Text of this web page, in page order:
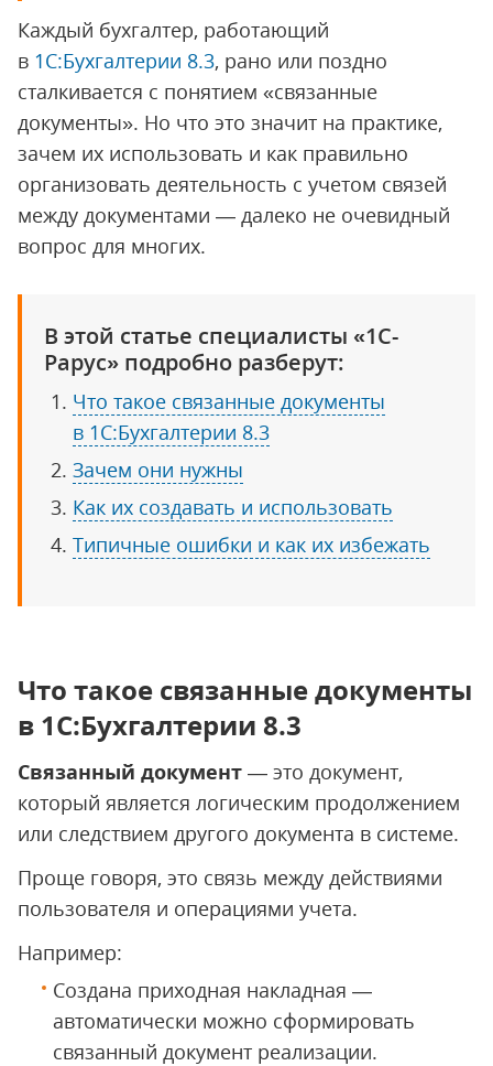
Каждый бухгалтер, работающий
в 1С:Бухгалтерии 8.3, рано или поздно
сталкивается с понятием «связанные
документы». Но что это значит на практике,
зачем их использовать и как правильно
организовать деятельность с учетом связей
между документами — далеко не очевидный
вопрос для многих.
В этой статье специалисты «1С-
Рарус» подробно разберут:
Что такое связанные документы
в 1С:Бухгалтерии 8.3
Зачем они нужны
Как их создавать и использовать
Типичные ошибки и как их избежать
Что такое связанные документы
в 1С:Бухгалтерии 8.3
Связанный документ — это документ,
который является логическим продолжением
или следствием другого документа в системе.
Проще говоря, это связь между действиями
пользователя и операциями учета.
Например:
Создана приходная накладная —
автоматически можно сформировать
связанный документ реализации.